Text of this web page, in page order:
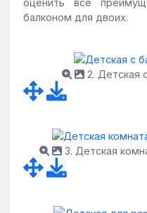
оценить все
балконом для двоих.
2. Детская
3. Детская